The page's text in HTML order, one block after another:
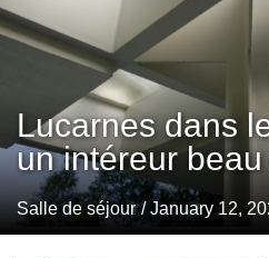
Lucarnes dans
un intéreur
Salle de séjour / January 12,